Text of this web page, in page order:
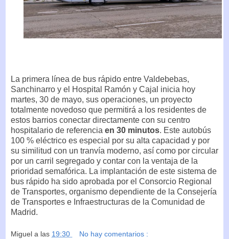
La primera línea de bus rápido entre Valdebebas,
Sanchinarro y el Hospital Ramón y Cajal inicia hoy
martes, 30 de mayo, sus operaciones, un proyecto
totalmente novedoso que permitirá a los residentes de
estos barrios conectar directamente con su centro
hospitalario de referencia en 30 minutos. Este autobús
100 % eléctrico es especial por su alta capacidad y por
su similitud con un tranvía moderno, así como por circular
por un carril segregado y contar con la ventaja de la
prioridad semafórica. La implantación de este sistema de
bus rápido ha sido aprobada por el Consorcio Regional
de Transportes, organismo dependiente de la Consejería
de Transportes e Infraestructuras de la Comunidad de
Madrid.
Miguel a las 19:30 No hay comentarios :